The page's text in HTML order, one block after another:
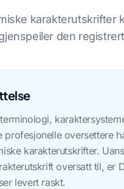
karakterutskrifter
den
profesjonelle oversettere
karakterutskrifter.
oversatt til, er
levert raskt.